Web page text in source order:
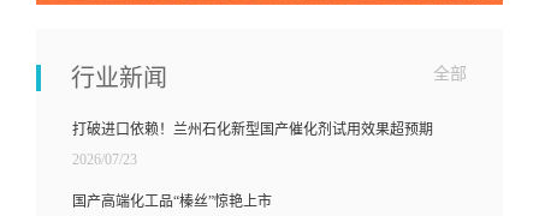
行业新闻 全部
打破进口依赖！兰州石化新型国产催化剂试用效果超预期
2026/07/23
国产高端化工品“榛丝”惊艳上市